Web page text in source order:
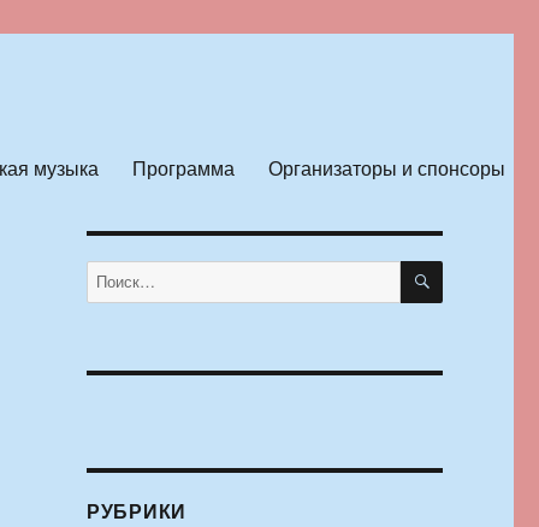
музыка Программа Организаторы и спонсоры
Искать: ПОИСК
РУБРИКИ